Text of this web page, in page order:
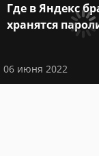
Где в Яндекс
хранятся
06 июня 2022